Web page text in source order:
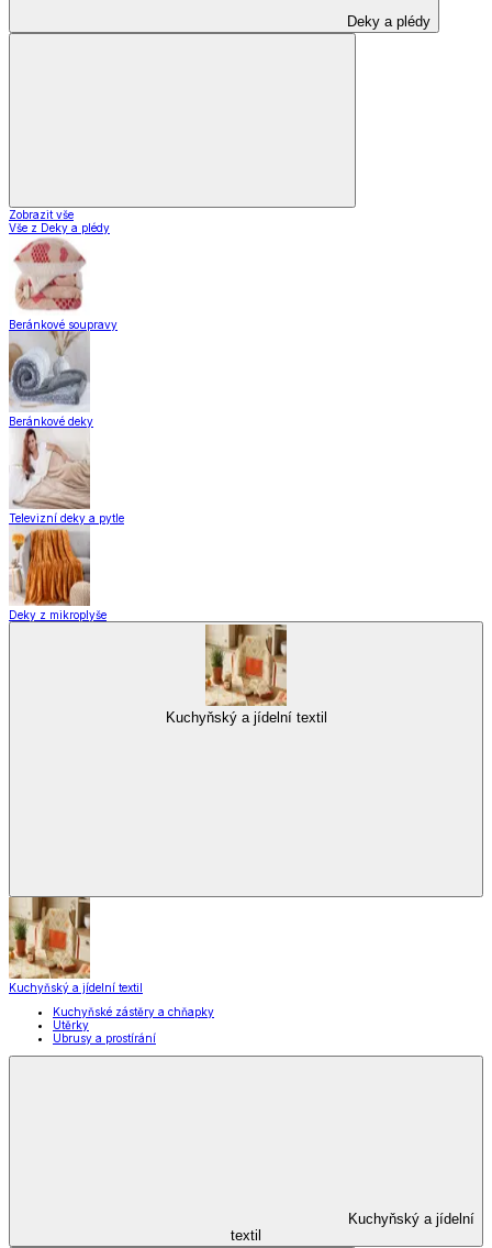
Deky a plédy
Zobrazit vše
Vše z Deky a plédy
Beránkové soupravy
Beránkové deky
Televizní deky a pytle
Deky z mikroplyše
Kuchyňský a jídelní textil
Kuchyňský a jídelní textil
Kuchyňské zástěry a chňapky
Utěrky
Ubrusy a prostírání
Kuchyňský a jídelní
textil